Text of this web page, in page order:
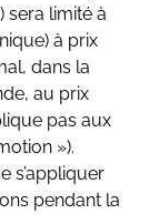
sera limité à
à prix
dans la
au prix
pas aux
»).
s’appliquer
pendant la